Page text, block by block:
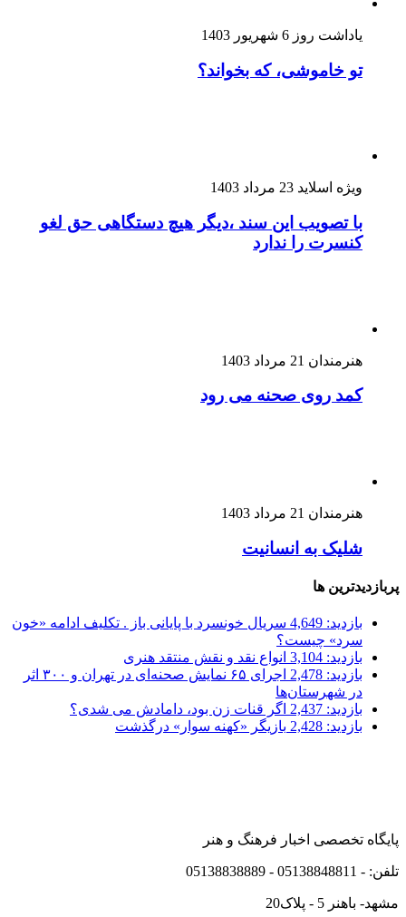
یاداشت روز 6 شهریور 1403
تو خاموشی، که بخواند؟
ویژه اسلاید 23 مرداد 1403
با تصویب این سند ،دیگر هیچ دستگاهی حق لغو
کنسرت را ندارد
هنرمندان 21 مرداد 1403
کمد روی صحنه می رود
هنرمندان 21 مرداد 1403
شلیک به انسانیت
پربازدیدترین ها
بازدید: 4,649
سریال خونسرد با پایانی باز . تکلیف ادامه «خون
سرد» چیست؟
بازدید: 3,104
انواع نقد و نقش منتقد هنری
بازدید: 2,478
اجرای ۶۵ نمایش صحنه‌ای در تهران و ۳۰۰ اثر
در شهرستان‌ها
بازدید: 2,437
اگر قنات زن بود، دامادش می شدی؟
بازدید: 2,428
بازیگر «کهنه سوار» درگذشت
پایگاه تخصصی اخبار فرهنگ و هنر
تلفن: - 05138848811 - 05138838889
مشهد- باهنر 5 - پلاک20